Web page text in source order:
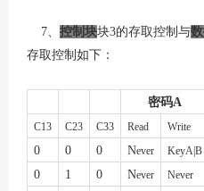
7、 控制块块3的存取控制与
存取控制如下：
密码A
C13 C23 C33 Read Write
0 0 0 Never KeyA|B
0 1 0 Never Never